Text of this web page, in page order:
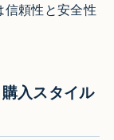
信頼性と安全性
入スタイル